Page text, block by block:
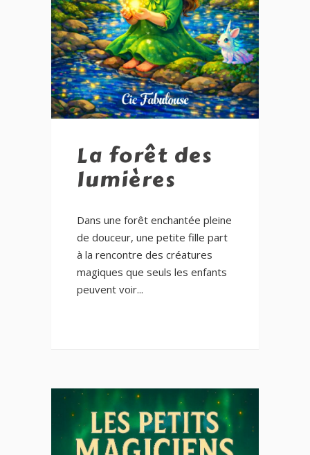
La forêt des
lumières
Dans une forêt enchantée pleine
de douceur, une petite fille part
à la rencontre des créatures
magiques que seuls les enfants
peuvent voir...